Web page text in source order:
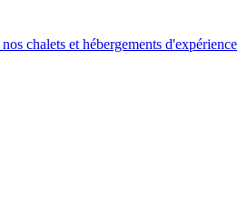
chalets et hébergements d'expérience